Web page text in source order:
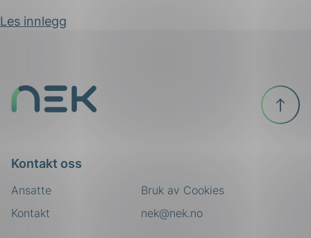
Les innlegg
Kontakt oss
Ansatte
nek@nek.no
Kontakt
Bruk av Cookies
Til
toppen